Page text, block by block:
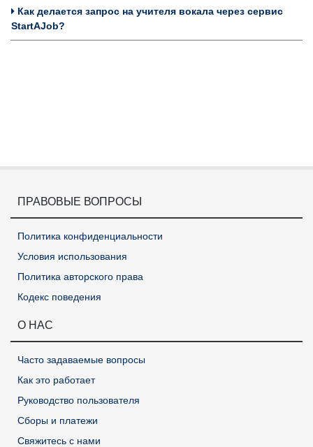
Как делается запрос на учителя вокала через сервис
StartAJob?
ПРАВОВЫЕ ВОПРОСЫ
Политика конфиденциальности
Условия использования
Политика авторского права
Кодекс поведения
О НАС
Часто задаваемые вопросы
Как это работает
Руководство пользователя
Сборы и платежи
Свяжитесь с нами